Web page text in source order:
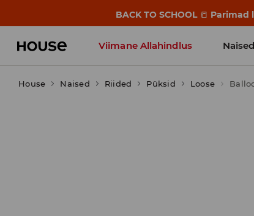
BACK TO SCHOOL 📒 Parimad
Viimane Allahindlus Naised
House Naised Riided Püksid Loose